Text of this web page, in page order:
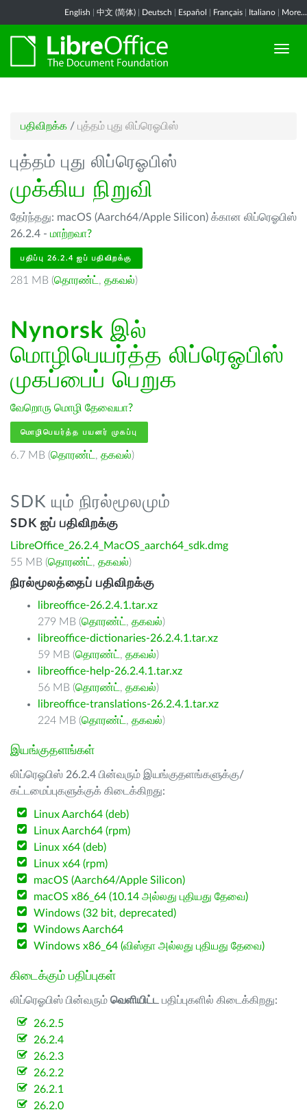
English 中文 (简体) Deutsch Español Français Italiano More...
பதிவிறக்க / புத்தம் புது லிப்ரெஓபிஸ்
புத்தம் புது லிப்ரெஓபிஸ்
முக்கிய நிறுவி
தேர்ந்தது: macOS (Aarch64/Apple Silicon) க்கான லிப்ரெஓபிஸ்
26.2.4 - மாற்றவா?
பதிப்பு 26.2.4 ஐப் பதிவிறக்கு
281 MB (தொரண்ட் , தகவல்)
Nynorsk இல்
மொழிபெயர்த்த லிப்ரெஓபிஸ்
முகப்பைப் பெறுக
வேறொரு மொழி தேவையா?
மொழிபெயர்த்த பயனர் முகப்பு
6.7 MB (தொரண்ட் , தகவல்)
SDK யும் நிரல்மூலமும்
SDK ஐப் பதிவிறக்கு
LibreOffice_26.2.4_MacOS_aarch64_sdk.dmg
55 MB (தொரண்ட் , தகவல்)
நிரல்மூலத்தைப் பதிவிறக்கு
libreoffice-26.2.4.1.tar.xz
279 MB (தொரண்ட் , தகவல்)
libreoffice-dictionaries-26.2.4.1.tar.xz
59 MB (தொரண்ட் , தகவல்)
libreoffice-help-26.2.4.1.tar.xz
56 MB (தொரண்ட் , தகவல்)
libreoffice-translations-26.2.4.1.tar.xz
224 MB (தொரண்ட் , தகவல்)
இயங்குதளங்கள்
லிப்ரெஓபிஸ் 26.2.4 பின்வரும் இயங்குதளங்களுக்கு/
கட்டமைப்புகளுக்குக் கிடைக்கிறது:
Linux Aarch64 (deb)
Linux Aarch64 (rpm)
Linux x64 (deb)
Linux x64 (rpm)
macOS (Aarch64/Apple Silicon)
macOS x86_64 (10.14 அல்லது புதியது தேவை)
Windows (32 bit, deprecated)
Windows Aarch64
Windows x86_64 (விஸ்தா அல்லது புதியது தேவை)
கிடைக்கும் பதிப்புகள்
லிப்ரெஓபிஸ் பின்வரும் வெளியிட்ட பதிப்புகளில் கிடைக்கிறது:
26.2.5
26.2.4
26.2.3
26.2.2
26.2.1
26.2.0